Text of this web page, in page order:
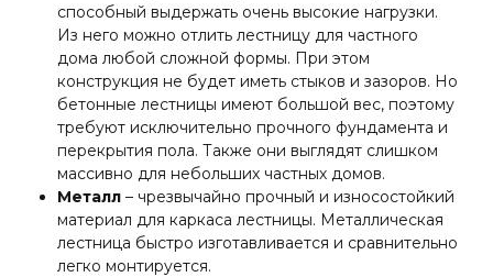
способный выдержать очень высокие нагрузки.
Из него можно отлить лестницу для частного
дома любой сложной формы. При этом
конструкция не будет иметь стыков и зазоров. Но
бетонные лестницы имеют большой вес, поэтому
требуют исключительно прочного фундамента и
перекрытия пола. Также они выглядят слишком
массивно для небольших частных домов.
Металл – чрезвычайно прочный и износостойкий
материал для каркаса лестницы. Металлическая
лестница быстро изготавливается и сравнительно
легко монтируется.